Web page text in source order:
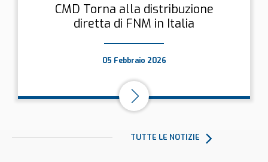
CMD Torna alla distribuzione
diretta di FNM in Italia
05 Febbraio 2026
TUTTE LE NOTIZIE